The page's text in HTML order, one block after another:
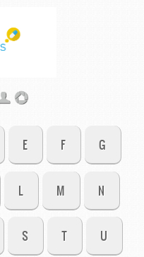
E F G
L M N
S T U